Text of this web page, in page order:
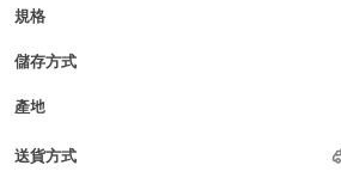
規格
儲存方式
產地
送貨方式